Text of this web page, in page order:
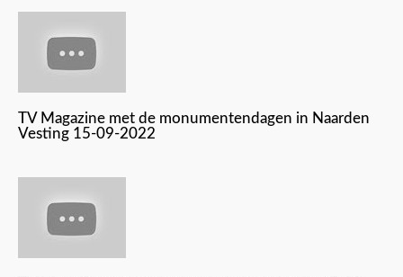
TV Magazine met de monumentendagen in Naarden
Vesting 15-09-2022